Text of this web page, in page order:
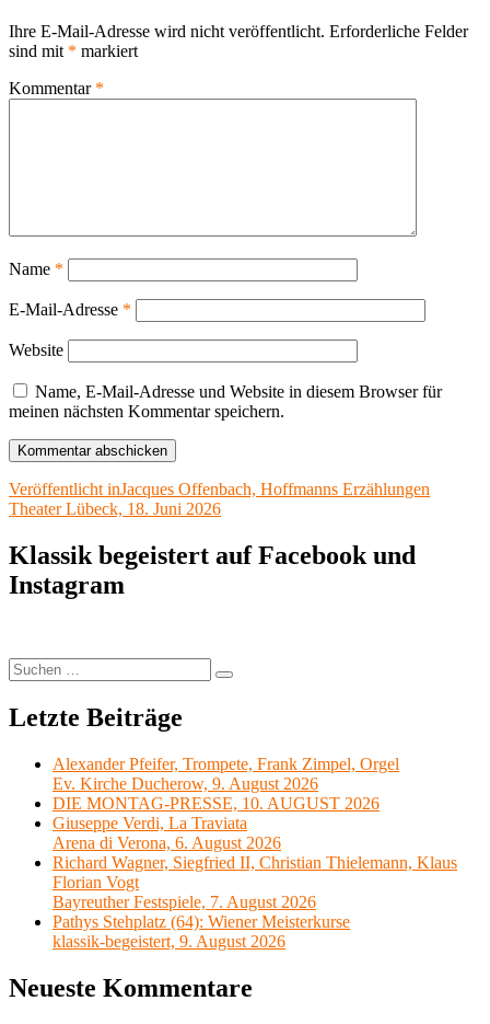
Ihre E-Mail-Adresse wird nicht veröffentlicht. Erforderliche Felder
sind mit * markiert
Kommentar *
Name *
E-Mail-Adresse *
Website
Name, E-Mail-Adresse und Website in diesem Browser für
meinen nächsten Kommentar speichern.
Beitragsnavigation
Veröffentlicht inJacques Offenbach, Hoffmanns Erzählungen
Theater Lübeck, 18. Juni 2026
Klassik begeistert auf Facebook und
Instagram
Suchen
nach:
Suchen
Letzte Beiträge
Alexander Pfeifer, Trompete, Frank Zimpel, Orgel
Ev. Kirche Ducherow, 9. August 2026
DIE MONTAG-PRESSE, 10. AUGUST 2026
Giuseppe Verdi, La Traviata
Arena di Verona, 6. August 2026
Richard Wagner, Siegfried II, Christian Thielemann, Klaus
Florian Vogt
Bayreuther Festspiele, 7. August 2026
Pathys Stehplatz (64): Wiener Meisterkurse
klassik-begeistert, 9. August 2026
Neueste Kommentare